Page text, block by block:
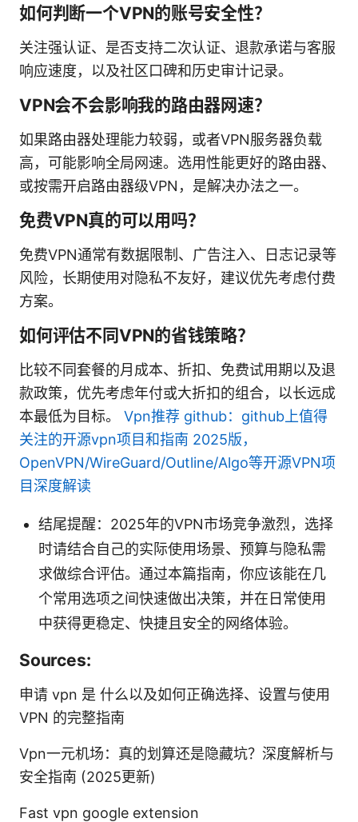
如何判断一个VPN的账号安全性？
关注强认证、是否支持二次认证、退款承诺与客服
响应速度，以及社区口碑和历史审计记录。
VPN会不会影响我的路由器网速？
如果路由器处理能力较弱，或者VPN服务器负载
高，可能影响全局网速。选用性能更好的路由器、
或按需开启路由器级VPN，是解决办法之一。
免费VPN真的可以用吗？
免费VPN通常有数据限制、广告注入、日志记录等
风险，长期使用对隐私不友好，建议优先考虑付费
方案。
如何评估不同VPN的省钱策略？
比较不同套餐的月成本、折扣、免费试用期以及退
款政策，优先考虑年付或大折扣的组合，以长远成
本最低为目标。 Vpn推荐 github：github上值得
关注的开源vpn项目和指南 2025版，
OpenVPN/WireGuard/Outline/Algo等开源VPN项
目深度解读
结尾提醒：2025年的VPN市场竞争激烈，选择
时请结合自己的实际使用场景、预算与隐私需
求做综合评估。通过本篇指南，你应该能在几
个常用选项之间快速做出决策，并在日常使用
中获得更稳定、快捷且安全的网络体验。
Sources:
申请 vpn 是 什么以及如何正确选择、设置与使用
VPN 的完整指南
Vpn一元机场：真的划算还是隐藏坑？深度解析与
安全指南 (2025更新)
Fast vpn google extension